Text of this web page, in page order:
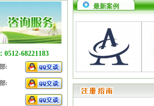
放假安排的通知
节、中秋节放假安排
节放假安排的通知
节放假安排的通知
节放假安排的通知
0512-68221183
:
:
最新案例